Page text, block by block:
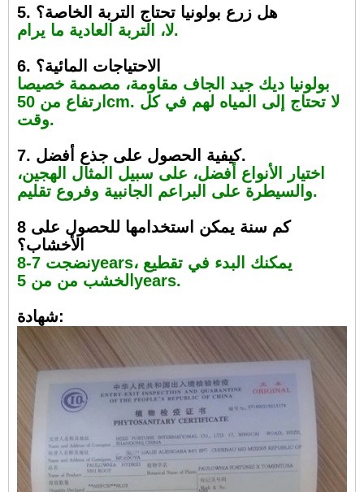
5. هل زرع بولونيا تحتاج التربة الخاصة؟
لا، التربة العادية ما يرام.
6. الاحتياجات المائية؟
بولونيا ديك جيد الجاف مقاومة، مصممة خصيصا
ارتفاع من 50cm. لا تحتاج إلى المياه لهم في كل
وقت.
7. كيفية الحصول على جذع أفضل.
اختيار الأنواع أفضل، على سبيل المثال الهجين،
والسيطرة على البراعم الجانبية وفروع تقليم.
8 كم سنة يمكن استخدامها للحصول على
الأخشاب؟
نضجت 7-8years، يمكنك البدء في تقطيع
الخشب من من 5years.
شهادة: